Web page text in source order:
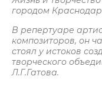
городом
В репертуаре
композиторов, он
стоял у истоков
творческого
Л.Г.Гатова.